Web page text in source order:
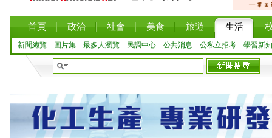
首頁 政治 社會 美食 旅遊 生活
新聞總覽 圖片集 最多人瀏覽 民調中心 公共消息 公私立招考 學習新知